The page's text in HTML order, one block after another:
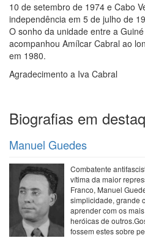
10 de setembro de 1974 e Cabo
independência em 5 de julho de
O sonho da unidade entre a
acompanhou Amílcar Cabral ao
em 1980.
Agradecimento a Iva Cabral
Biografias em
Manuel Guedes
Combatente
vítima da maior
Franco, Manuel
simplicidade, grande
aprender com os
heróicas de
fossem estes sobre